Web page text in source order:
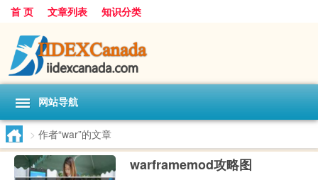
首 页 文章列表 知识分类
网站导航
> 作者“war”的文章
warframemod攻略图